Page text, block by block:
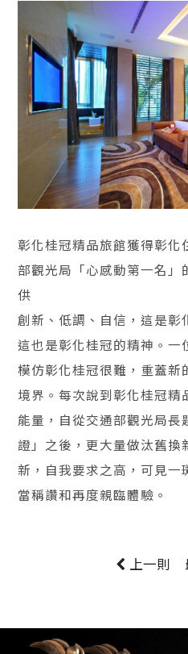
彰化桂冠精品旅館獲得彰化
部觀光局「心感動第一名」
供
創新、低調、自信，這是彰
這也是彰化桂冠的精神。一
模仿彰化桂冠很難，重蓋新
境界。每次說到彰化桂冠精
能量，自從交通部觀光局
證」之後，更大量做汰舊換
新，自我要求之高，可見一
當稱讚和再度親臨體驗。
上一則